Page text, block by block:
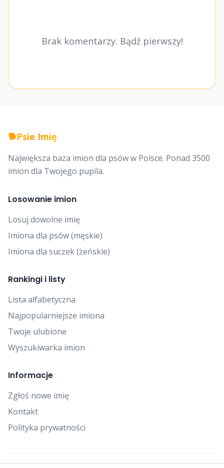
Brak komentarzy. Bądź pierwszy!
🐕Psie Imię
Największa baza imion dla psów w Polsce. Ponad 3500
imion dla Twojego pupila.
Losowanie imion
Losuj dowolne imię
Imiona dla psów (męskie)
Imiona dla suczek (żeńskie)
Rankingi i listy
Lista alfabetyczna
Najpopularniejsze imiona
Twoje ulubione
Wyszukiwarka imion
Informacje
Zgłoś nowe imię
Kontakt
Polityka prywatności